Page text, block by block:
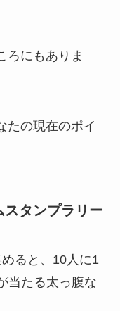
ろにもありま
たの現在のポイ
タンプラリー
ると、10人に1
当たる太っ腹な